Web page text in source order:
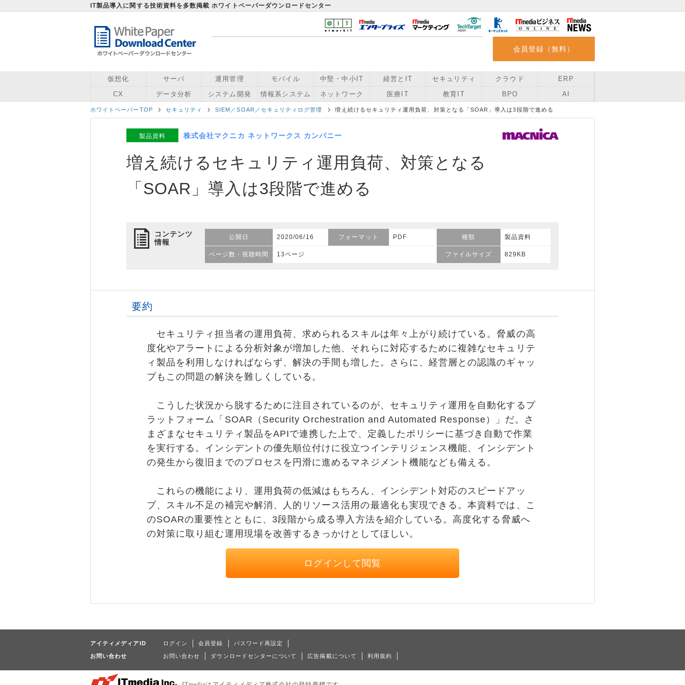
IT製品導入に関する技術資料を多数掲載 ホワイトペーパーダウンロードセンター
会員登録（無料）
仮想化 サーバ 運用管理 モバイル 中堅・中小IT 経営とIT セキュリティ クラウド
ERP
CX
データ分析 システム開発 情報系システム ネットワーク 医療IT 教育IT BPO AI
ホワイトペーパーTOP セキュリティ SIEM／SOAR／セキュリティログ管理 増え続けるセキュリティ運用負荷、対策となる「SOAR」導入は3段階で進める
製品資料 株式会社マクニカ ネットワークス カンパニー
増え続けるセキュリティ運用負荷、対策となる
「SOAR」導入は3段階で進める
コンテンツ
情報
公開日 2020/06/16 フォーマット PDF 種類 製品資料
ページ数・視聴時間 13ページ ファイルサイズ 829KB
要約
セキュリティ担当者の運用負荷、求められるスキルは年々上がり続けている。脅威の高
度化やアラートによる分析対象が増加した他、それらに対応するために複雑なセキュリテ
ィ製品を利用しなければならず、解決の手間も増した。さらに、経営層との認識のギャッ
プもこの問題の解決を難しくしている。
こうした状況から脱するために注目されているのが、セキュリティ運用を自動化するプ
ラットフォーム「SOAR（Security Orchestration and Automated Response）」だ。さ
まざまなセキュリティ製品をAPIで連携した上で、定義したポリシーに基づき自動で作業
を実行する。インシデントの優先順位付けに役立つインテリジェンス機能、インシデント
の発生から復旧までのプロセスを円滑に進めるマネジメント機能なども備える。
これらの機能により、運用負荷の低減はもちろん、インシデント対応のスピードアッ
プ、スキル不足の補完や解消、人的リソース活用の最適化も実現できる。本資料では、こ
のSOARの重要性とともに、3段階から成る導入方法を紹介している。高度化する脅威へ
の対策に取り組む運用現場を改善するきっかけとしてほしい。
ログインして閲覧
アイティメディアID ログイン 会員登録 パスワード再設定
お問い合わせ お問い合わせ ダウンロードセンターについて 広告掲載について 利用規約